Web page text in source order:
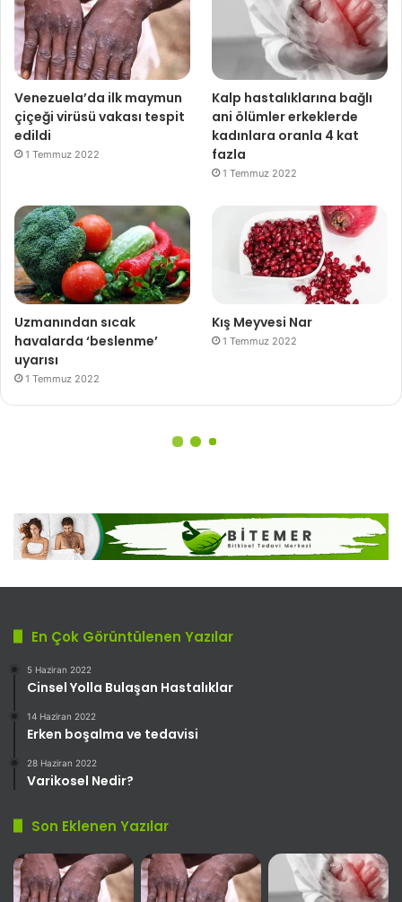
En Çok Görüntülenen Yazılar
5 Haziran 2022
Cinsel Yolla Bulaşan Hastalıklar
14 Haziran 2022
Erken boşalma ve tedavisi
28 Haziran 2022
Varikosel Nedir?
Son Eklenen Yazılar